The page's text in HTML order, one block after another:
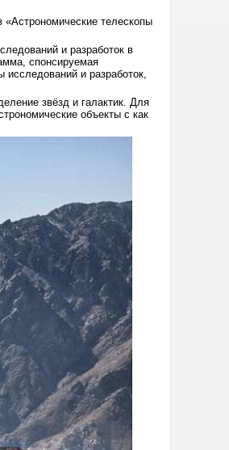
телескопы
и разработок в
спонсируемая
исследований и разработок,
звёзд и галактик. Для
объекты с как